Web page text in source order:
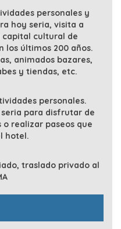
personales y
hoy seria, visita a
capital cultural de
los últimos 200 años.
animados bazares,
y tiendas, etc.
personales.
para disfrutar de
realizar paseos que
hotel.
traslado privado al